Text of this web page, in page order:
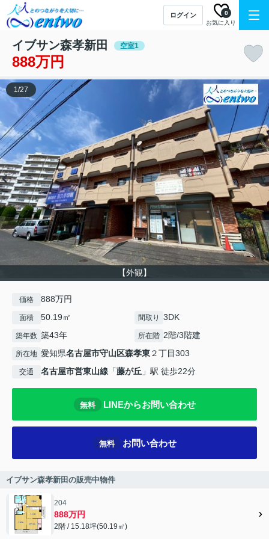
ログイン
お気に入り
0
イブサン森孝新田 空室1
888万円
【外観】
1/27
価格 888万円
面積 50.19㎡ 間取り 3DK
築年数 築43年 所在階 2階/3階建
所在地 愛知県名古屋市守山区森孝東２丁目303
交通 名古屋市営東山線 「藤が丘 」駅 徒歩22分
無料 LINEからお問い合わせ
無料 お問い合わせ
イブサン森孝新田の販売中物件
204
888万円
2階 / 15.18坪(50.19㎡)